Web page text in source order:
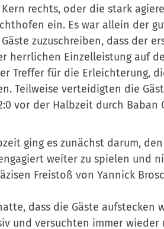
rechts, oder die stark
ein. Es war allein der
zuzuschreiben, dass der
herrlichen Einzelleistung auf
Treffer für die Erleichterung,
Teilweise verteidigten die
vor der Halbzeit durch
ging es zunächst darum,
weiter zu spielen und
Freistoß von Yannick
dass die Gäste aufstecken
und versuchten immer